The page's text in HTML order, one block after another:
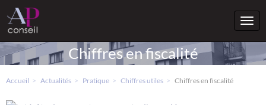
Chiffres en fiscalité
Accueil Actualités Pratique Chiffres utiles Chiffres en fiscalité